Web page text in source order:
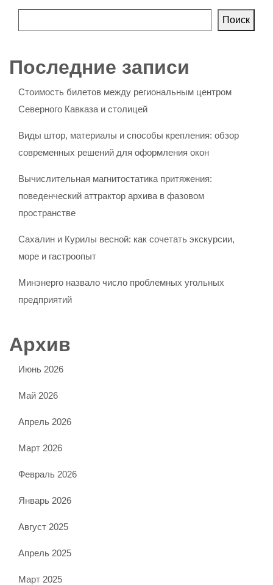
Поиск
Последние записи
Стоимость билетов между региональным центром
Северного Кавказа и столицей
Виды штор, материалы и способы крепления: обзор
современных решений для оформления окон
Вычислительная магнитостатика притяжения:
поведенческий аттрактор архива в фазовом
пространстве
Сахалин и Курилы весной: как сочетать экскурсии,
море и гастроопыт
Минэнерго назвало число проблемных угольных
предприятий
Архив
Июнь 2026
Май 2026
Апрель 2026
Март 2026
Февраль 2026
Январь 2026
Август 2025
Апрель 2025
Март 2025